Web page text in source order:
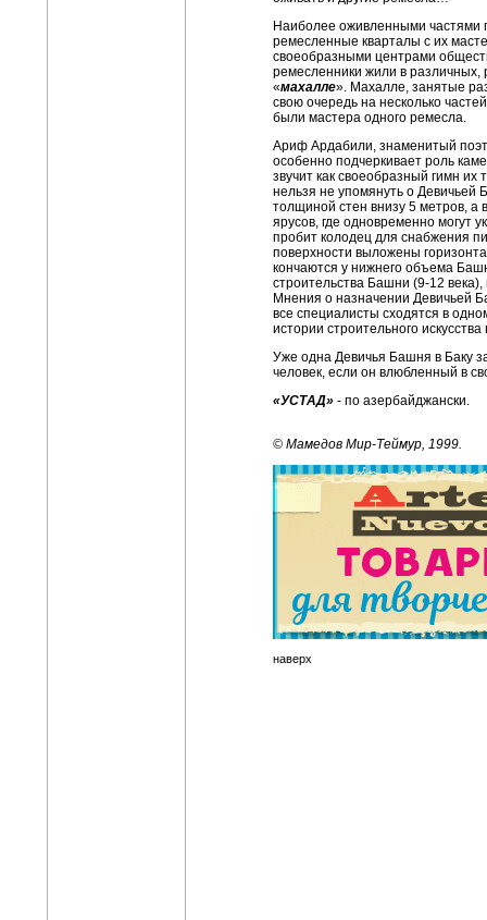
Наиболее оживленными частями
ремесленные кварталы с их
своеобразными центрами
ремесленники жили в различных,
«махалле». Махалле, занятые
свою очередь на несколько
были мастера одного ремесла.
Ариф Ардабили, знаменитый
особенно подчеркивает роль
звучит как своеобразный гимн их
нельзя не упомянуть о Девичьей
толщиной стен внизу 5 метров, а
ярусов, где одновременно могут
пробит колодец для снабжения
поверхности выложены
кончаются у нижнего объема
строительства Башни (9-12
Мнения о назначении Девичьей
все специалисты сходятся в
истории строительного искусства
Уже одна Девичья Башня в Баку
человек, если он влюбленный в
«УСТАД» - по азербайджански.
© Мамедов Мир-Теймур, 1999.
наверх